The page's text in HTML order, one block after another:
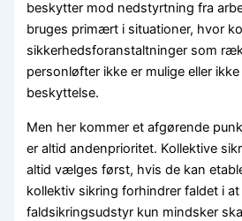
beskytter mod nedstyrtning fra
bruges primært i situationer, hvor
sikkerhedsforanstaltninger som
personløfter ikke er mulige eller
beskyttelse.
Men her kommer et afgørende
er altid andenprioritet. Kollektive
altid vælges først, hvis de kan
kollektiv sikring forhindrer faldet i
faldsikringsudstyr kun mindsker